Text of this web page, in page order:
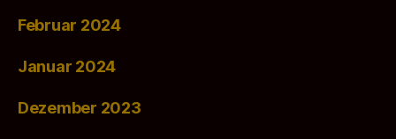
Februar 2024
Januar 2024
Dezember 2023